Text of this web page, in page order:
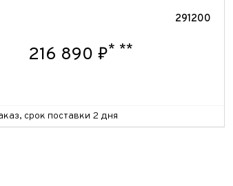
291200
216 890 ₽* **
срок поставки 2 дня